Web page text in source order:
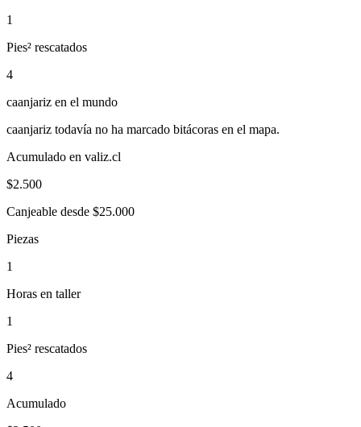
1
Pies² rescatados
4
caanjariz en el mundo
caanjariz todavía no ha marcado bitácoras en el mapa.
Acumulado en valiz.cl
$2.500
Canjeable desde $25.000
Piezas
1
Horas en taller
1
Pies² rescatados
4
Acumulado